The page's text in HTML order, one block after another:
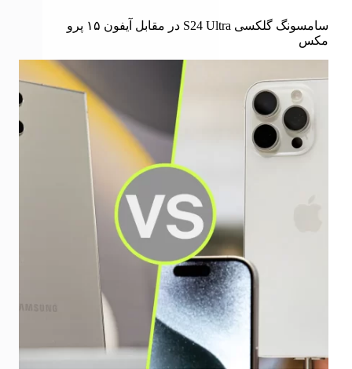
سامسونگ گلکسی S24 Ultra در مقابل آیفون ۱۵ پرو
مکس